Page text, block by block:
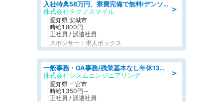
＞
入社特典58万円、寮費完備で無料!デンソーで働こう!自動車工場で小型部品の検査業務 denso aichi
株式会社テクノスマイル
愛知県 安城市
時給1,800円
正社員 / 派遣社員
スポンサー：求人ボックス
＞
一般事務・OA事務/残業基本なし年休130日社保完備の一般・調達事務
株式会社シスムエンジニアリング
愛知県 一宮市
時給1,350円～
正社員 / 派遣社員